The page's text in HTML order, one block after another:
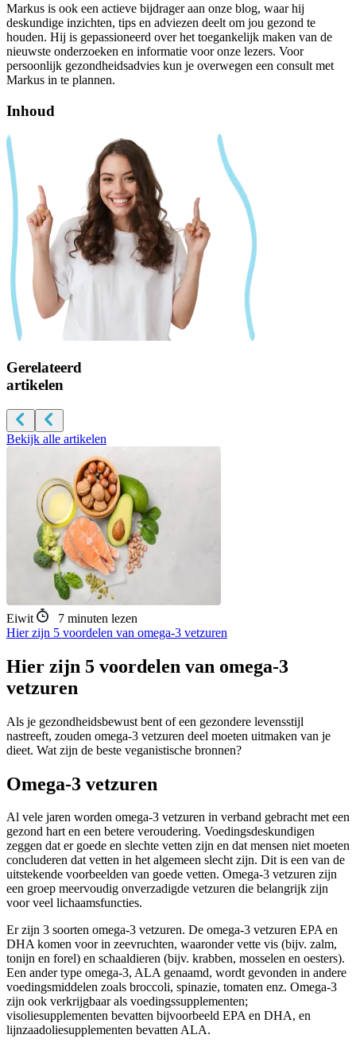
Markus is ook een actieve bijdrager aan onze blog, waar hij
deskundige inzichten, tips en adviezen deelt om jou gezond te
houden. Hij is gepassioneerd over het toegankelijk maken van de
nieuwste onderzoeken en informatie voor onze lezers. Voor
persoonlijk gezondheidsadvies kun je overwegen een consult met
Markus in te plannen.
Inhoud
Gerelateerd
artikelen
Bekijk alle artikelen
Eiwit 7 minuten lezen
Hier zijn 5 voordelen van omega-3 vetzuren
Hier zijn 5 voordelen van omega-3
vetzuren
Als je gezondheidsbewust bent of een gezondere levensstijl
nastreeft, zouden omega-3 vetzuren deel moeten uitmaken van je
dieet. Wat zijn de beste veganistische bronnen?
Omega-3 vetzuren
Al vele jaren worden omega-3 vetzuren in verband gebracht met een
gezond hart en een betere veroudering. Voedingsdeskundigen
zeggen dat er goede en slechte vetten zijn en dat mensen niet moeten
concluderen dat vetten in het algemeen slecht zijn. Dit is een van de
uitstekende voorbeelden van goede vetten. Omega-3 vetzuren zijn
een groep meervoudig onverzadigde vetzuren die belangrijk zijn
voor veel lichaamsfuncties.
Er zijn 3 soorten omega-3 vetzuren. De omega-3 vetzuren EPA en
DHA komen voor in zeevruchten, waaronder vette vis (bijv. zalm,
tonijn en forel) en schaaldieren (bijv. krabben, mosselen en oesters).
Een ander type omega-3, ALA genaamd, wordt gevonden in andere
voedingsmiddelen zoals broccoli, spinazie, tomaten enz. Omega-3
zijn ook verkrijgbaar als voedingssupplementen;
visoliesupplementen bevatten bijvoorbeeld EPA en DHA, en
lijnzaadoliesupplementen bevatten ALA.